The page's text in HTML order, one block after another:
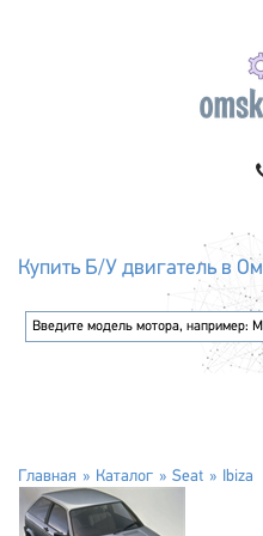
Купить Б/У двигатель в
Главная Каталог Seat Ibiza